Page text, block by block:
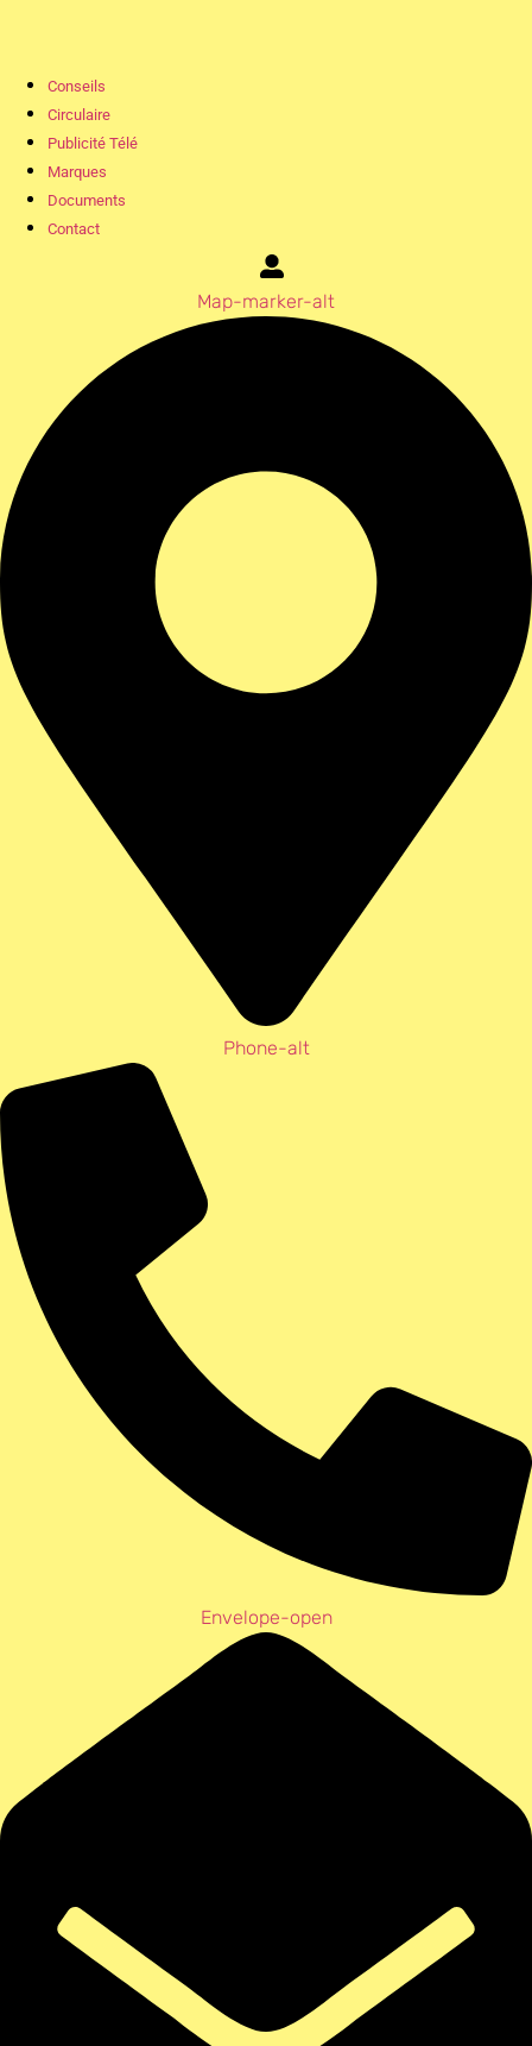
Conseils
Circulaire
Publicité Télé
Marques
Documents
Contact
Map-marker-alt
Phone-alt
Envelope-open